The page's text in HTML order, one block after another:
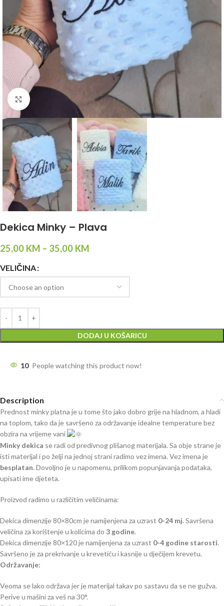
Click to enlarge
Dekica Minky – Plava
25,00 KM – 35,00 KM
VELIČINA
DODAJ U KOŠARICU
10 People watching this product now!
Description
Prednost minky platna je u tome što jako dobro grije na hladnom, a hladi
na toplom, tako da je savršeno za održavanje idealne temperature bez
obzira na vrijeme vani
Minky dekica se radi od predivnog plišanog materijala. Sa obje strane je
isti materijal i po želji na jednoj strani radimo vez imena. Vez imena je
besplatan. Dovoljno je u napomenu, prilikom popunjavanja podataka,
upisati ime djeteta.
Proizvod radimo u različitim veličinama:
Dekica dimenzije 80×80cm je namijenjena za uzrast 0-24 mj. Savršena
veličina za korištenje u kolicima do 3 godine.
Dekica dimenzije 80×120 je namijenjena za uzrast 0-4 godine starosti.
Savršeno je za prekrivanje u krevetiću i kasnije u dječijem krevetu.
Održavanje:
Veoma se lako održava jer je materijal takav po sastavu da se ne gužva.
Perive u mašini za veš na 30°.